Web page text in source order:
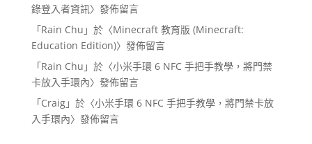
錄登入者資訊〉發佈留言
「Rain Chu 」於〈Minecraft 教育版 (Minecraft:
Education Edition)〉發佈留言
「Rain Chu 」於〈小米手環 6 NFC 手把手教學，將門禁
卡放入手環內〉發佈留言
「Craig」於〈小米手環 6 NFC 手把手教學，將門禁卡放
入手環內〉發佈留言